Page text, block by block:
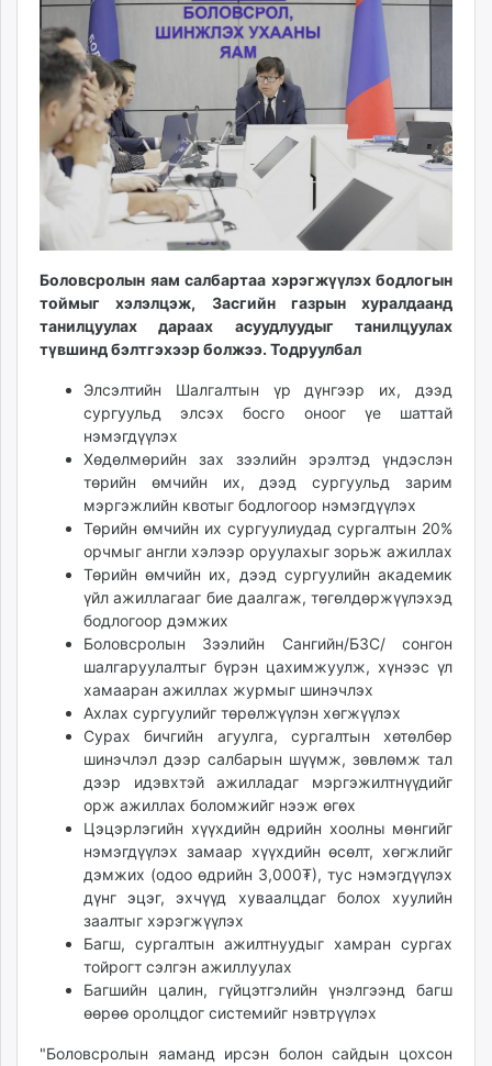
mnb.mn
Livetv.mn
Eguur.mn
24tsag.mn
shuud.mn
eagle.mn
ergelt.mn
zarig.mn
zuv.mn
mminfo.mn
ugluu.mn
unen.mn
shudarga.mn
shuurhai.mn
unuudur.mn
mglradio.com
itoim.mn
tumen.mn
shuum.mn
times.mn
tvmongolia.mn
mass.mn
unegui.mn
assa.mn
paparazzi.mn
unread.today
Боловсролын яам салбартаа хэрэгжүүлэх бодлогын
тоймыг хэлэлцэж, Засгийн газрын хуралдаанд
танилцуулах дараах асуудлуудыг танилцуулах
түвшинд бэлтгэхээр болжээ. Тодруулбал
Элсэлтийн Шалгалтын үр дүнгээр их, дээд
сургуульд элсэх босго оноог үе шаттай
нэмэгдүүлэх
Хөдөлмөрийн зах зээлийн эрэлтэд үндэслэн
төрийн өмчийн их, дээд сургуульд зарим
мэргэжлийн квотыг бодлогоор нэмэгдүүлэх
Төрийн өмчийн их сургуулиудад сургалтын 20%
орчмыг англи хэлээр оруулахыг зорьж ажиллах
Төрийн өмчийн их, дээд сургуулийн академик
үйл ажиллагааг бие даалгаж, төгөлдөржүүлэхэд
бодлогоор дэмжих
Боловсролын Зээлийн Сангийн/БЗС/ сонгон
шалгаруулалтыг бүрэн цахимжуулж, хүнээс үл
хамааран ажиллах журмыг шинэчлэх
Ахлах сургуулийг төрөлжүүлэн хөгжүүлэх
Сурах бичгийн агуулга, сургалтын хөтөлбөр
шинэчлэл дээр салбарын шүүмж, зөвлөмж тал
дээр идэвхтэй ажилладаг мэргэжилтнүүдийг
орж ажиллах боломжийг нээж өгөх
Цэцэрлэгийн хүүхдийн өдрийн хоолны мөнгийг
нэмэгдүүлэх замаар хүүхдийн өсөлт, хөгжлийг
дэмжих (одоо өдрийн 3,000₮), тус нэмэгдүүлэх
дүнг эцэг, эхчүүд хуваалцдаг болох хуулийн
заалтыг хэрэгжүүлэх
Багш, сургалтын ажилтнуудыг хамран сургах
тойрогт сэлгэн ажиллуулах
Багшийн цалин, гүйцэтгэлийн үнэлгээнд багш
өөрөө оролцдог системийг нэвтрүүлэх
"Боловсролын яаманд ирсэн болон сайдын цохсон